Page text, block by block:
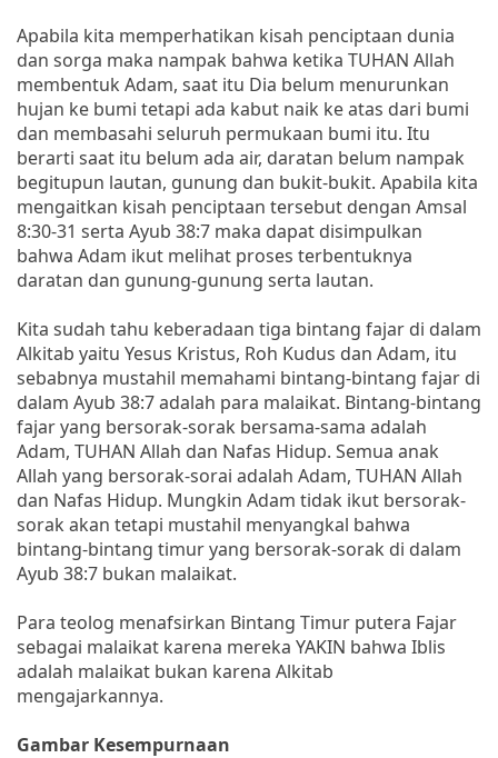
Apabila kita memperhatikan kisah penciptaan dunia
dan sorga maka nampak bahwa ketika TUHAN Allah
membentuk Adam, saat itu Dia belum menurunkan
hujan ke bumi tetapi ada kabut naik ke atas dari bumi
dan membasahi seluruh permukaan bumi itu. Itu
berarti saat itu belum ada air, daratan belum nampak
begitupun lautan, gunung dan bukit-bukit. Apabila kita
mengaitkan kisah penciptaan tersebut dengan Amsal
8:30-31 serta Ayub 38:7 maka dapat disimpulkan
bahwa Adam ikut melihat proses terbentuknya
daratan dan gunung-gunung serta lautan.
Kita sudah tahu keberadaan tiga bintang fajar di dalam
Alkitab yaitu Yesus Kristus, Roh Kudus dan Adam, itu
sebabnya mustahil memahami bintang-bintang fajar di
dalam Ayub 38:7 adalah para malaikat. Bintang-bintang
fajar yang bersorak-sorak bersama-sama adalah
Adam, TUHAN Allah dan Nafas Hidup. Semua anak
Allah yang bersorak-sorai adalah Adam, TUHAN Allah
dan Nafas Hidup. Mungkin Adam tidak ikut bersorak-
sorak akan tetapi mustahil menyangkal bahwa
bintang-bintang timur yang bersorak-sorak di dalam
Ayub 38:7 bukan malaikat.
Para teolog menafsirkan Bintang Timur putera Fajar
sebagai malaikat karena mereka YAKIN bahwa Iblis
adalah malaikat bukan karena Alkitab
mengajarkannya.
Gambar Kesempurnaan